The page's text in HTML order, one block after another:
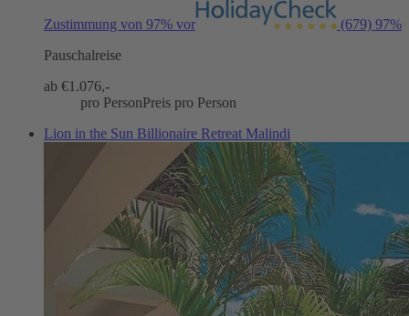
Zustimmung von 97% vor (679) 97%
Pauschalreise
ab €1.076,-
pro PersonPreis pro Person
Lion in the Sun Billionaire Retreat Malindi